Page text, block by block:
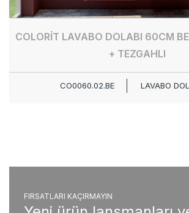
COLORİT LAVABO DOLABI 60CM
+ TEZGAHLI
CO0060.02.BE LAVABO
FIRSATLARI KAÇIRMAYIN